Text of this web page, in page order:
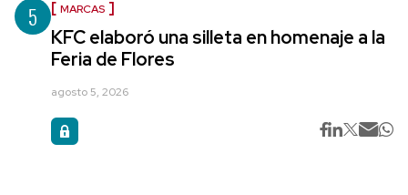
5 MARCAS
KFC elaboró una silleta en homenaje a la
Feria de Flores
agosto 5, 2026